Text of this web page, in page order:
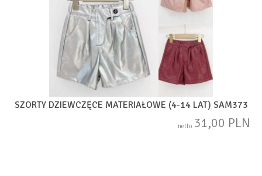
SZORTY DZIEWCZĘCE MATERIAŁOWE (4-14 LAT) SAM373
netto 31,00 PLN